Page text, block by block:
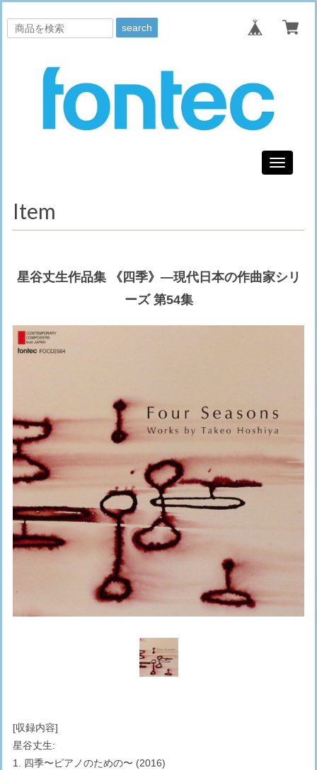
search
Toggle
Item
星谷丈生作品集 《四季》—現代日本の作曲家シリ
ーズ 第54集
[収録内容]
星谷丈生:
1. 四季〜ピアノのための〜 (2016)